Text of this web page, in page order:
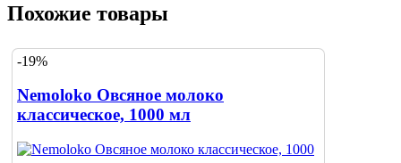
Похожие товары
-19%
Nemoloko Овсяное молоко
классическое, 1000 мл